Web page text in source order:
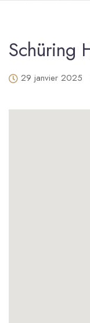
Schüring
29 janvier 2025